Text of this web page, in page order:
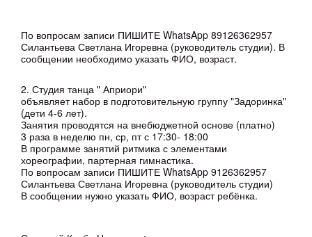
По вопросам записи ПИШИТЕ WhatsApp 89126362957
Силантьева Светлана Игоревна (руководитель студии). В
сообщении необходимо указать ФИО, возраст.
2. Студия танца " Априори"
объявляет набор в подготовительную группу "Задоринка"
(дети 4-6 лет).
Занятия проводятся на внебюджетной основе (платно)
3 раза в неделю пн, ср, пт с 17:30- 18:00
В программе занятий ритмика с элементами
хореографии, партерная гимнастика.
По вопросам записи ПИШИТЕ WhatsApp 9126362957
Силантьева Светлана Игоревна (руководитель студии)
В сообщении нужно указать ФИО, возраст ребёнка.